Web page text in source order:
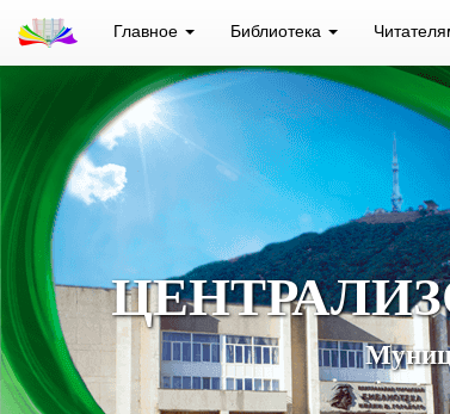
Главное Библиотека